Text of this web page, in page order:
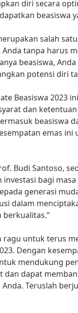
diri secara
beasiswa
salah
tanpa harus
beasiswa,
potensi diri
Beasiswa 2023
dan
beasiswa
emas
Budi Santoso,
investasi bagi
generasi
dalam
berkualitas.”
ragu untuk terus
Dengan
mendukung
dan dapat
Teruslah